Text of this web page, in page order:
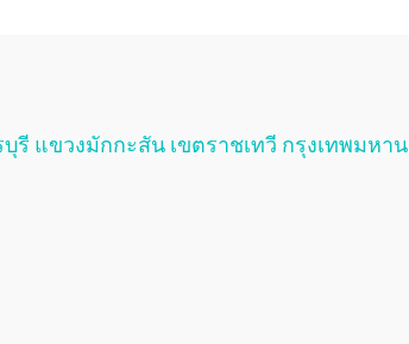
บุรี แขวงมักกะสัน เขตราชเทวี กรุงเทพมหา